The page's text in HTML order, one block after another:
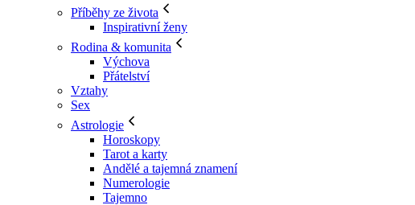
Příběhy ze života
Inspirativní ženy
Rodina & komunita
Výchova
Přátelství
Vztahy
Sex
Astrologie
Horoskopy
Tarot a karty
Andělé a tajemná znamení
Numerologie
Tajemno